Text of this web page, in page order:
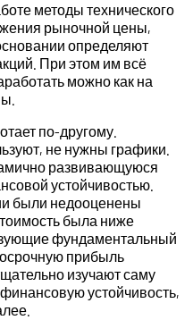
методы технического
рыночной цены,
определяют
При этом им всё
можно как на
по-другому.
не нужны графики.
развивающуюся
устойчивостью.
были недооценены
была ниже
фундаментальный
прибыль
изучают саму
устойчивость,